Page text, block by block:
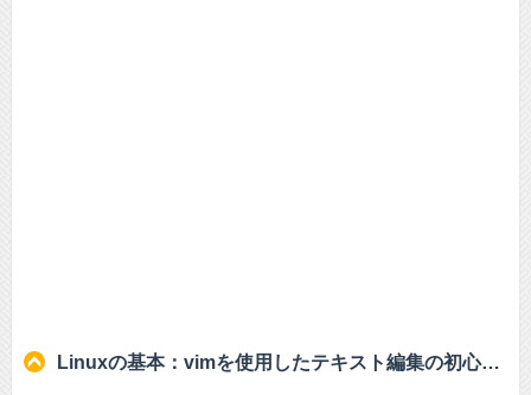
Linuxの基本：vimを使用したテキスト編集の初心者向けガイド